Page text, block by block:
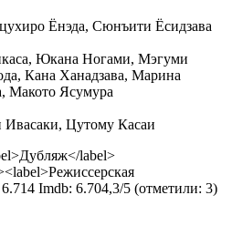
Ёнэда, Сюнъити Ёсидзава
Юкана Ногами, Мэгуми
Кана Ханадзава, Марина
Макото Ясумура
Цутому Касаи
label>
6.714 Imdb: 6.704,3/5 (отметили: 3)